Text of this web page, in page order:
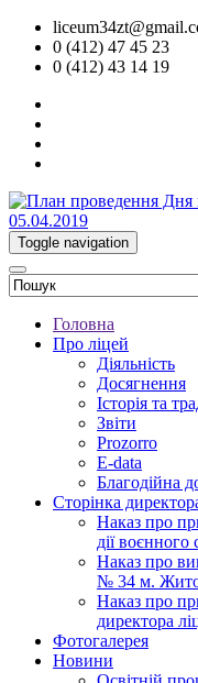
0 (412) 47 45 23
0 (412) 43 14 19
Toggle navigation
Головна
Про ліцей
Діяльність
Досягнення
Історія та
Звіти
Prozorro
E-data
Благодійна
Сторінка
Наказ про
дії воєнного
Наказ про
№ 34 м.
Наказ про
директора
Фотогалерея
Новини